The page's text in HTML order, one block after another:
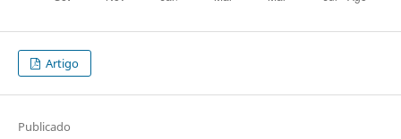
Artigo
Publicado